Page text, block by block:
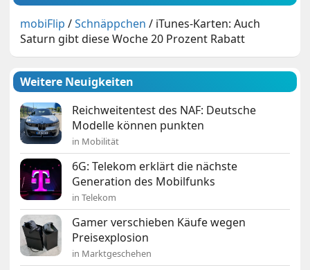
mobiFlip /Schnäppchen / iTunes-Karten: Auch
Saturn gibt diese Woche 20 Prozent Rabatt
Weitere Neuigkeiten
Reichweitentest des NAF: Deutsche
Modelle können punkten
in Mobilität
6G: Telekom erklärt die nächste
Generation des Mobilfunks
in Telekom
Gamer verschieben Käufe wegen
Preisexplosion
in Marktgeschehen